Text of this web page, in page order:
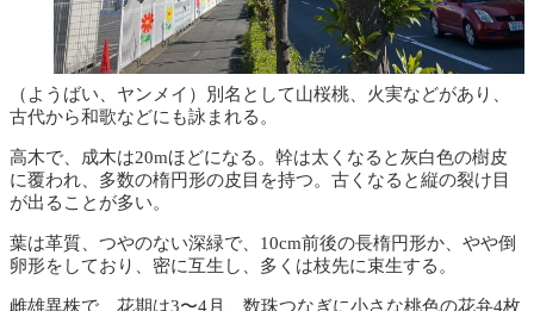
（ようばい、ヤンメイ）別名として山桜桃、火実などがあり、
古代から和歌などにも詠まれる。
高木で、成木は20mほどになる。幹は太くなると灰白色の樹皮
に覆われ、多数の楕円形の皮目を持つ。古くなると縦の裂け目
が出ることが多い。
葉は革質、つやのない深緑で、10cm前後の長楕円形か、やや倒
卵形をしており、密に互生し、多くは枝先に束生する。
雌雄異株で、花期は3〜4月、数珠つなぎに小さな桃色の花弁4枚